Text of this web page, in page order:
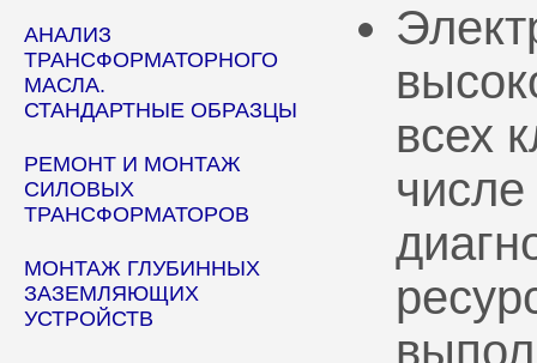
АНАЛИЗ
ТРАНСФОРМАТОРНОГО
МАСЛА.
СТАНДАРТНЫЕ ОБРАЗЦЫ
РЕМОНТ И МОНТАЖ
СИЛОВЫХ
ТРАНСФОРМАТОРОВ
МОНТАЖ ГЛУБИННЫХ
ЗАЗЕМЛЯЮЩИХ
УСТРОЙСТВ
всех